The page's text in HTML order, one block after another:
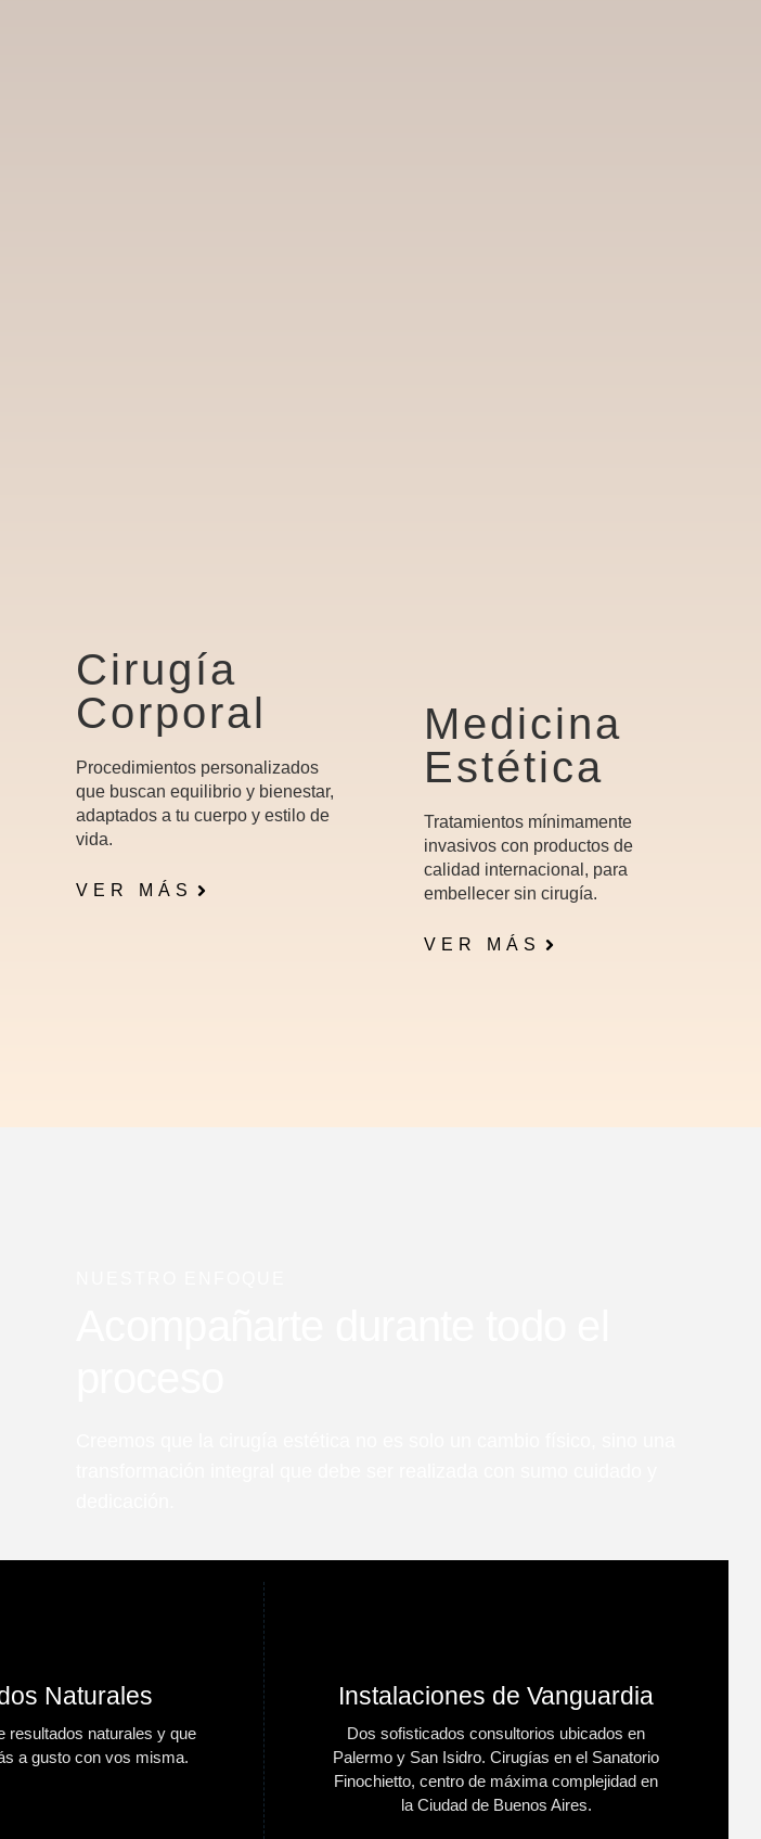
Cirugía
Corporal
Procedimientos personalizados
que buscan equilibrio y bienestar,
adaptados a tu cuerpo y estilo de
vida.
VER MÁS
Medicina
Estética
Tratamientos mínimamente
invasivos con productos de
calidad internacional, para
embellecer sin cirugía.
VER MÁS
Naturales
resultados naturales y que
a gusto con vos misma.
Instalaciones de Vanguardia
Dos sofisticados consultorios ubicados en
Palermo y San Isidro. Cirugías en el Sanatorio
Finochietto, centro de máxima complejidad en
la Ciudad de Buenos Aires.